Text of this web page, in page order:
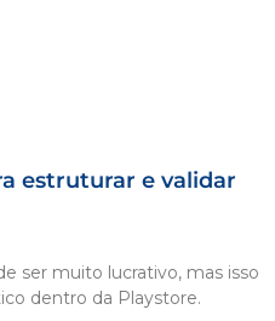
estruturar e validar
ser muito lucrativo, mas isso
dentro da Playstore.